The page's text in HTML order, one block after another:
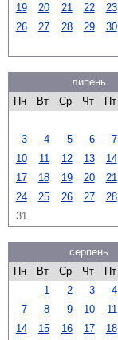
19
20 21 22 23
26
27 28 29 30
липень
Пн
Вт Ср Чт Пт
3
4 5 6 7
10
11 12 13 14
17
18 19 20 21
24
25 26 27 28
31
серпень
Пн
Вт Ср Чт Пт
1
2 3 4
7
8 9 10 11
14
15 16 17 18